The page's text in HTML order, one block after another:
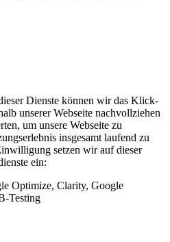
Dienste können wir das Klick-
unserer Webseite nachvollziehen
um unsere Webseite zu
insgesamt laufend zu
setzen wir auf dieser
ein:
Optimize, Clarity, Google
Testing